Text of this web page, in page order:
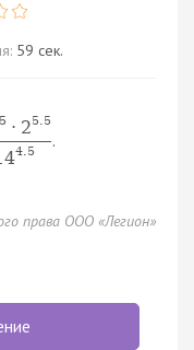
59 сек.
· 25.5
4.5 .
права ООО «Легион»